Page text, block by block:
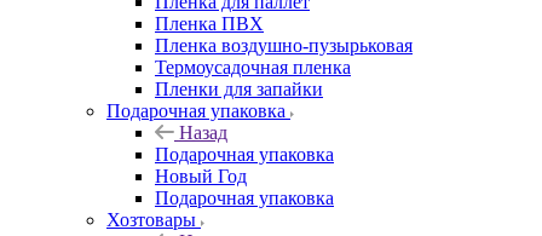
Пленка ПВХ
Пленка воздушно-пузырьковая
Термоусадочная пленка
Пленки для запайки
Подарочная упаковка
Назад
Подарочная упаковка
Новый Год
Подарочная упаковка
Хозтовары